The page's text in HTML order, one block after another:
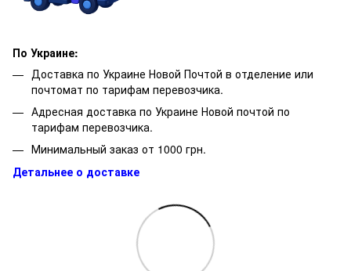
По Украине:
Доставка по Украине Новой Почтой в отделение или
почтомат по тарифам перевозчика.
Адресная доставка по Украине Новой почтой по
тарифам перевозчика.
Минимальный заказ от 1000 грн.
Детальнее о доставке